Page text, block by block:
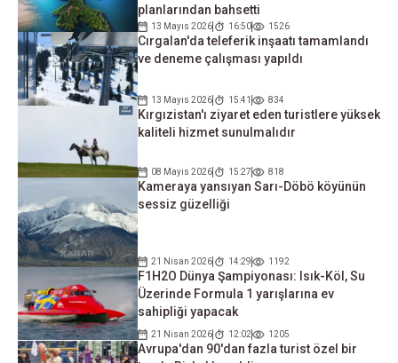
planlarından bahsetti
13 Mayıs 2026 16:50 1526
Cırgalan'da teleferik inşaatı tamamlandı
ve deneme çalışması yapıldı
13 Mayıs 2026 15:41 834
Kırgızistan'ı ziyaret eden turistlere yüksek
kaliteli hizmet sunulmalıdır
08 Mayıs 2026 15:27 818
Kameraya yansıyan Sarı-Döbö köyünün
sessiz güzelliği
21 Nisan 2026 14:29 1192
F1H2O Dünya Şampiyonası: Isık-Köl, Su
Üzerinde Formula 1 yarışlarına ev
sahipliği yapacak
21 Nisan 2026 12:02 1205
Avrupa'dan 90'dan fazla turist özel bir